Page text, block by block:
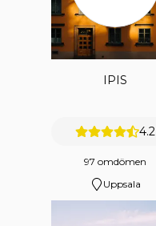
IPIS
4.2
97 omdömen
Uppsala